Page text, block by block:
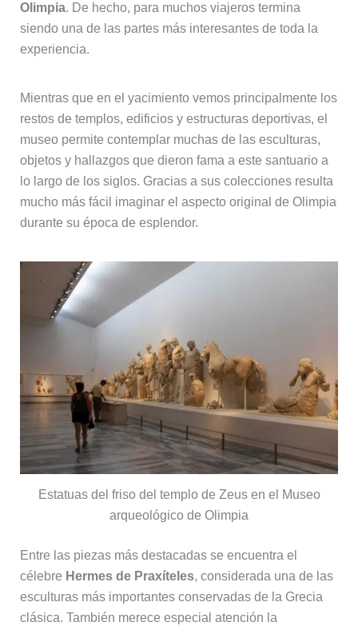
Olimpia. De hecho, para muchos viajeros termina
siendo una de las partes más interesantes de toda la
experiencia.
Mientras que en el yacimiento vemos principalmente los
restos de templos, edificios y estructuras deportivas, el
museo permite contemplar muchas de las esculturas,
objetos y hallazgos que dieron fama a este santuario a
lo largo de los siglos. Gracias a sus colecciones resulta
mucho más fácil imaginar el aspecto original de Olimpia
durante su época de esplendor.
Estatuas del friso del templo de Zeus en el Museo
arqueológico de Olimpia
Entre las piezas más destacadas se encuentra el
célebre Hermes de Praxíteles, considerada una de las
esculturas más importantes conservadas de la Grecia
clásica. También merece especial atención la